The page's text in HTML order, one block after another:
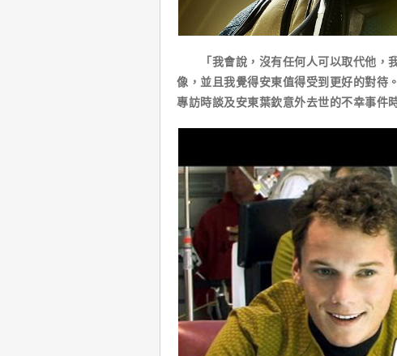
「我會說，沒有任何人可以取代他，
像，並且我覺得安東值得受到更好的對
專訪時談及安東葉欽意外去世的不幸事件